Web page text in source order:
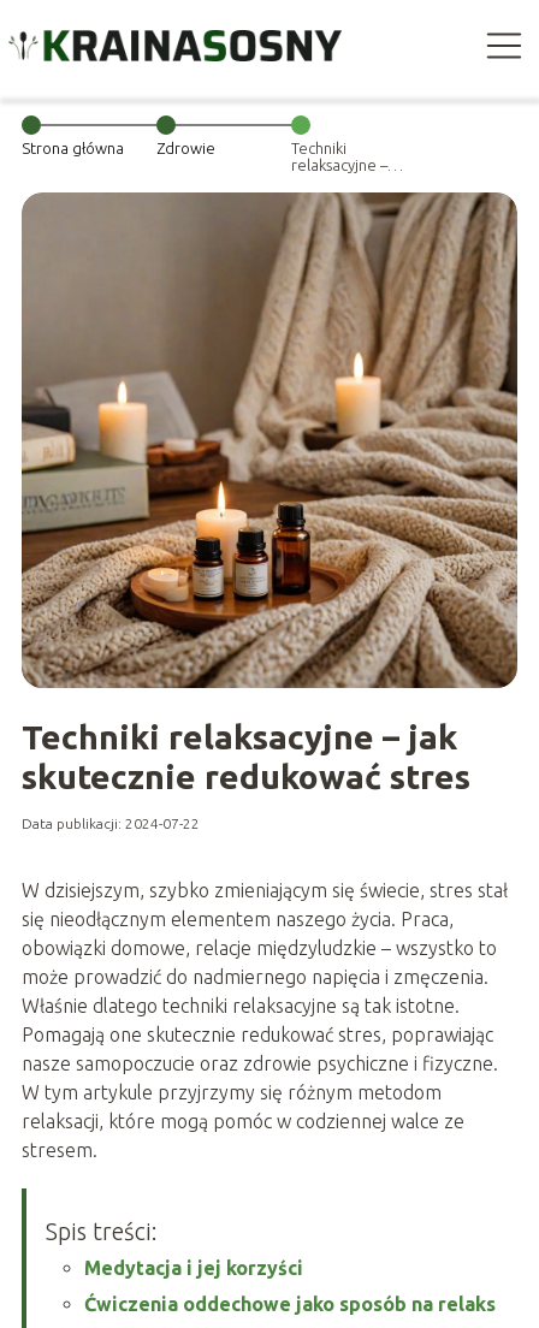
Strona główna Zdrowie
Techniki
relaksacyjne –
redukować stres
Techniki relaksacyjne – jak
skutecznie redukować stres
Data publikacji: 2024-07-22
W dzisiejszym, szybko zmieniającym się świecie, stres stał
się nieodłącznym elementem naszego życia. Praca,
obowiązki domowe, relacje międzyludzkie – wszystko to
może prowadzić do nadmiernego napięcia i zmęczenia.
Właśnie dlatego techniki relaksacyjne są tak istotne.
Pomagają one skutecznie redukować stres, poprawiając
nasze samopoczucie oraz zdrowie psychiczne i fizyczne.
W tym artykule przyjrzymy się różnym metodom
relaksacji, które mogą pomóc w codziennej walce ze
stresem.
Spis treści:
Medytacja i jej korzyści
Ćwiczenia oddechowe jako sposób na relaks